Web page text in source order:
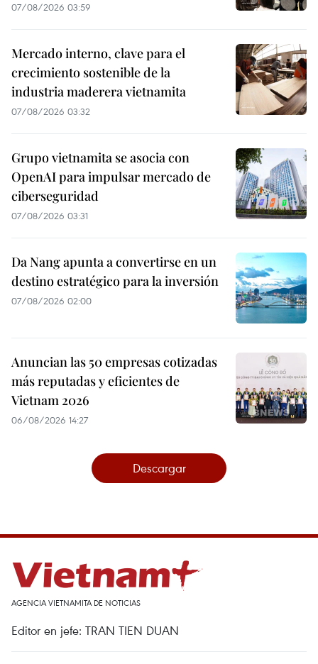
07/08/2026 03:59
Mercado interno, clave para el
crecimiento sostenible de la
industria maderera vietnamita
07/08/2026 03:32
Grupo vietnamita se asocia con
OpenAI para impulsar mercado de
ciberseguridad
07/08/2026 03:31
Da Nang apunta a convertirse en un
destino estratégico para la inversión
07/08/2026 02:00
Anuncian las 50 empresas cotizadas
más reputadas y eficientes de
Vietnam 2026
06/08/2026 14:27
Descargar
AGENCIA VIETNAMITA DE NOTICIAS
Editor en jefe: TRAN TIEN DUAN